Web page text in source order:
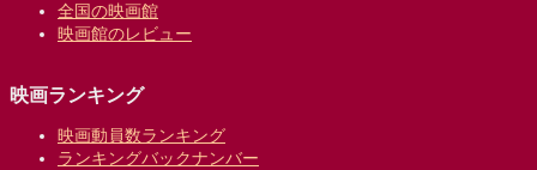
全国の映画館
映画館のレビュー
映画ランキング
映画動員数ランキング
ランキングバックナンバー